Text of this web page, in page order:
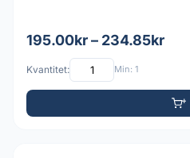
195.00kr – 234.85kr
Kvantitet: Min: 1